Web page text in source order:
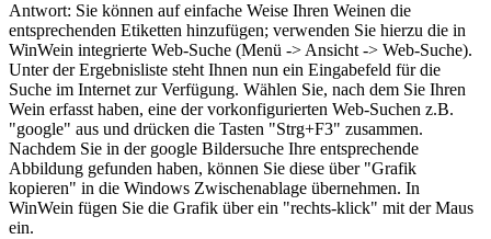
Antwort: Sie können auf einfache Weise Ihren Weinen die
entsprechenden Etiketten hinzufügen; verwenden Sie hierzu die in
WinWein integrierte Web-Suche (Menü -> Ansicht -> Web-Suche).
Unter der Ergebnisliste steht Ihnen nun ein Eingabefeld für die
Suche im Internet zur Verfügung. Wählen Sie, nach dem Sie Ihren
Wein erfasst haben, eine der vorkonfigurierten Web-Suchen z.B.
"google" aus und drücken die Tasten "Strg+F3" zusammen.
Nachdem Sie in der google Bildersuche Ihre entsprechende
Abbildung gefunden haben, können Sie diese über "Grafik
kopieren" in die Windows Zwischenablage übernehmen. In
WinWein fügen Sie die Grafik über ein "rechts-klick" mit der Maus
ein.